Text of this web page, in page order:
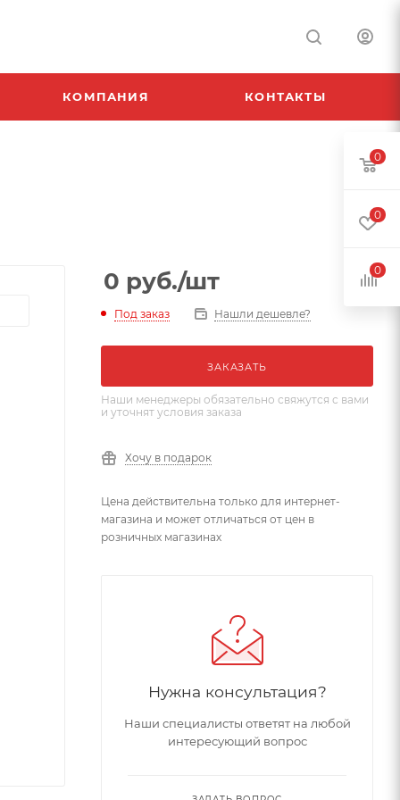
КОМПАНИЯ КОНТАКТЫ
0 руб./шт
Под заказ Нашли дешевле?
ЗАКАЗАТЬ
Наши менеджеры обязательно свяжутся с вами
и уточнят условия заказа
Хочу в подарок
Цена действительна только для интернет-
магазина и может отличаться от цен в
розничных магазинах
Нужна консультация?
Наши специалисты ответят на любой
интересующий вопрос
0
0
0